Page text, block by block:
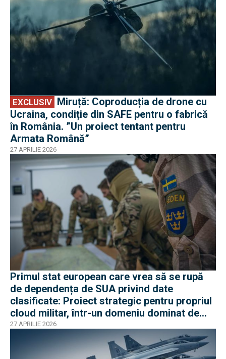
EXCLUSIV
Ucraina, condiție din SAFE pentru o fabrică
în România. ”Un proiect tentant pentru
Armata Română”
27 APRILIE 2026
Primul stat european care vrea să se rupă
de dependența de SUA privind date
clasificate: Proiect strategic pentru propriul
cloud militar, într-un domeniu dominat de
americani
27 APRILIE 2026